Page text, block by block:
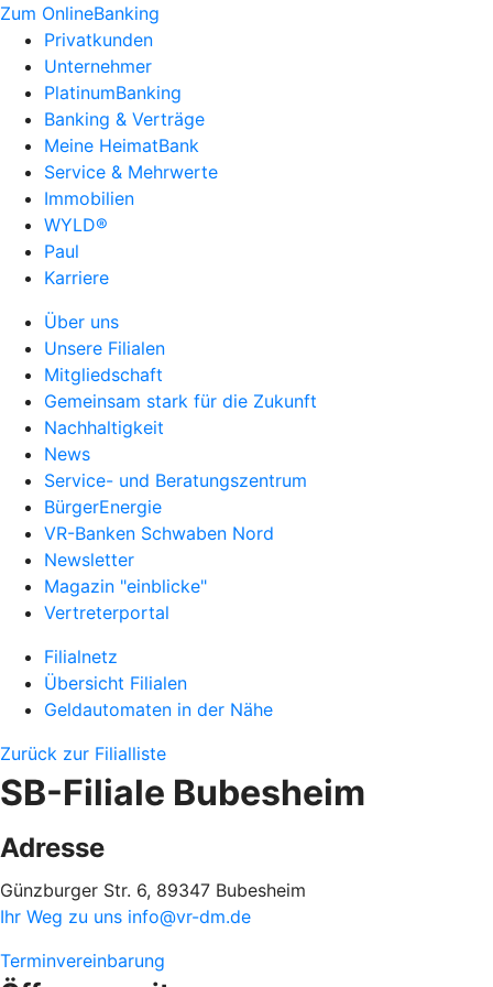
Zum OnlineBanking
Privatkunden
Unternehmer
PlatinumBanking
Banking & Verträge
Meine HeimatBank
Service & Mehrwerte
Immobilien
WYLD®
Paul
Karriere
Über uns
Unsere Filialen
Mitgliedschaft
Gemeinsam stark für die Zukunft
Nachhaltigkeit
News
Service- und Beratungszentrum
BürgerEnergie
VR-Banken Schwaben Nord
Newsletter
Magazin "einblicke"
Vertreterportal
Filialnetz
Übersicht Filialen
Geldautomaten in der Nähe
Zurück zur Filialliste
SB-Filiale Bubesheim
Adresse
Günzburger Str. 6, 89347 Bubesheim
Ihr Weg zu uns info@vr-dm.de
Terminvereinbarung